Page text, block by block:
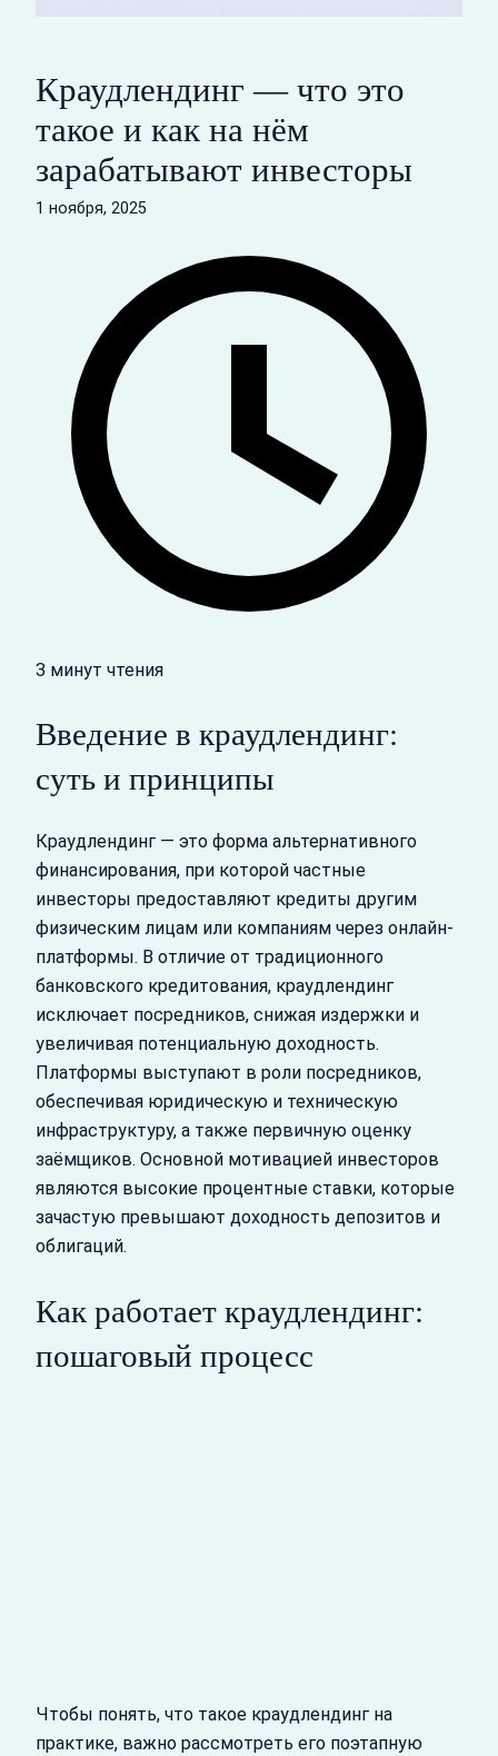
Краудлендинг — что это
такое и как на нём
зарабатывают инвесторы
1 ноября, 2025
3 минут чтения
Введение в краудлендинг:
суть и принципы
Краудлендинг — это форма альтернативного
финансирования, при которой частные
инвесторы предоставляют кредиты другим
физическим лицам или компаниям через онлайн-
платформы. В отличие от традиционного
банковского кредитования, краудлендинг
исключает посредников, снижая издержки и
увеличивая потенциальную доходность.
Платформы выступают в роли посредников,
обеспечивая юридическую и техническую
инфраструктуру, а также первичную оценку
заёмщиков. Основной мотивацией инвесторов
являются высокие процентные ставки, которые
зачастую превышают доходность депозитов и
облигаций.
Как работает краудлендинг:
пошаговый процесс
Чтобы понять, что такое краудлендинг на
практике, важно рассмотреть его поэтапную